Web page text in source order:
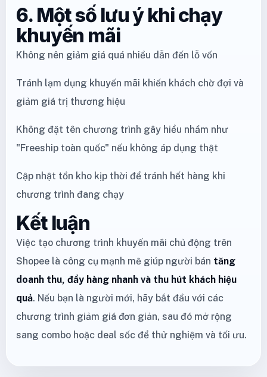
6. Một số lưu ý khi chạy
khuyến mãi
Không nên giảm giá quá nhiều dẫn đến lỗ vốn
Tránh lạm dụng khuyến mãi khiến khách chờ đợi và
giảm giá trị thương hiệu
Không đặt tên chương trình gây hiểu nhầm như
"Freeship toàn quốc" nếu không áp dụng thật
Cập nhật tồn kho kịp thời để tránh hết hàng khi
chương trình đang chạy
Kết luận
Việc tạo chương trình khuyến mãi chủ động trên
Shopee là công cụ mạnh mẽ giúp người bán tăng
doanh thu, đẩy hàng nhanh và thu hút khách hiệu
quả. Nếu bạn là người mới, hãy bắt đầu với các
chương trình giảm giá đơn giản, sau đó mở rộng
sang combo hoặc deal sốc để thử nghiệm và tối ưu.